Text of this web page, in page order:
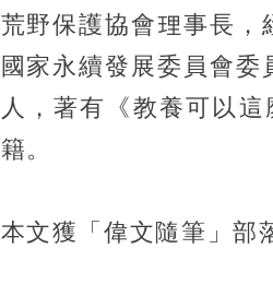
荒野保護協會理事長，
國家永續發展委員會
人，著有《教養可以
籍。
本文獲「偉文隨筆」部